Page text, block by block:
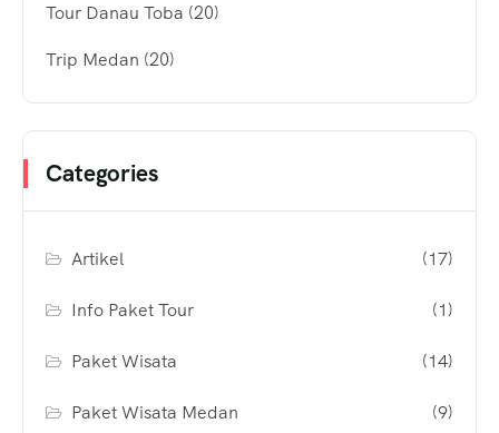
Tour Danau Toba (20)
Trip Medan (20)
Categories
Artikel (17)
Info Paket Tour (1)
Paket Wisata (14)
Paket Wisata Medan (9)